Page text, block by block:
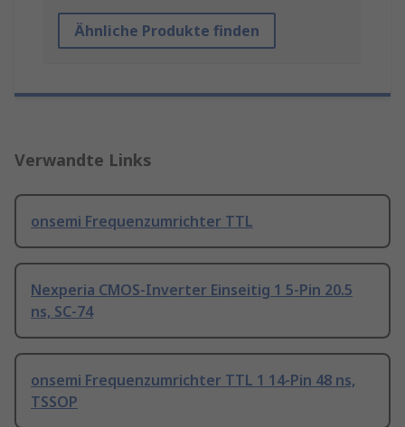
Ähnliche Produkte finden
Verwandte Links
onsemi Frequenzumrichter TTL
Nexperia CMOS-Inverter Einseitig 1 5-Pin 20.5
ns, SC-74
onsemi Frequenzumrichter TTL 1 14-Pin 48 ns,
TSSOP